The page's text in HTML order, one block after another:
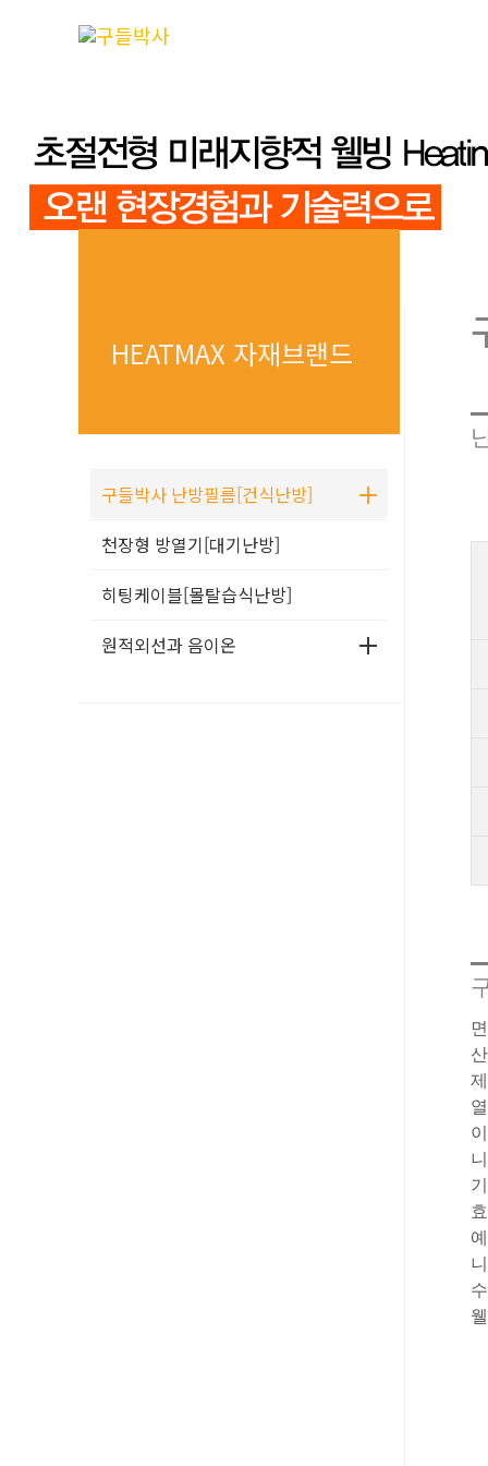
HEATMAX 자재브랜드
구들박사 난방필름[건식난방]
천장형 방열기[대기난방]
히팅케이블[몰탈습식난방]
원적외선과 음이온